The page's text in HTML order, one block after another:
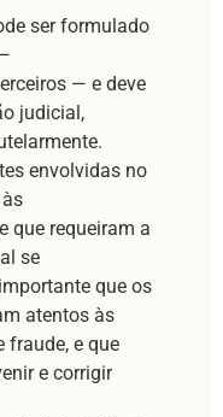
ser formulado
— e deve
judicial,
envolvidas no
que requeiram a
se
que os
atentos às
fraude, e que
e corrigir